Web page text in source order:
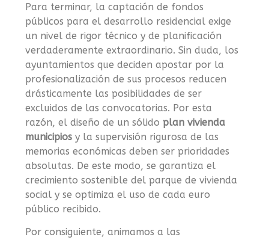
Para terminar, la captación de fondos
públicos para el desarrollo residencial exige
un nivel de rigor técnico y de planificación
verdaderamente extraordinario. Sin duda, los
ayuntamientos que deciden apostar por la
profesionalización de sus procesos reducen
drásticamente las posibilidades de ser
excluidos de las convocatorias. Por esta
razón, el diseño de un sólido plan vivienda
municipios y la supervisión rigurosa de las
memorias económicas deben ser prioridades
absolutas. De este modo, se garantiza el
crecimiento sostenible del parque de vivienda
social y se optimiza el uso de cada euro
público recibido.
Por consiguiente, animamos a las